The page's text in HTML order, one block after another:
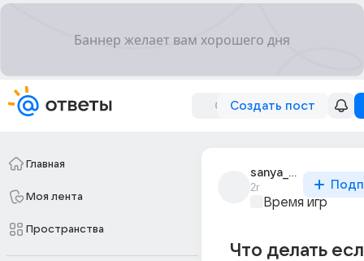
Создать пост
Главная
Моя лента
Пространства
sanya_samuraiv10
2г
Время игр
Что делать